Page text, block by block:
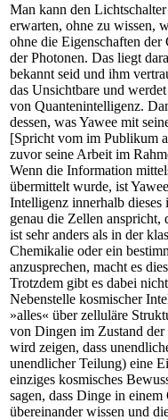
Man kann den
erwarten, ohne zu wissen,
ohne die Eigenschaften
der Photonen. Das liegt
bekannt seid und ihm
das Unsichtbare und
von Quantenintelligenz.
dessen, was Yawee mit
[Spricht vom im Publikum
zuvor seine Arbeit im
Wenn die Information
übermittelt wurde, ist
Intelligenz innerhalb dieses
genau die Zellen anspricht,
ist sehr anders als in der
Chemikalie oder ein
anzusprechen, macht es
Trotzdem gibt es dabei
Nebenstelle kosmischer
»alles« über zelluläre
von Dingen im Zustand
wird zeigen, dass
unendlicher Teilung) eine
einziges kosmisches
sagen, dass Dinge in
übereinander wissen und